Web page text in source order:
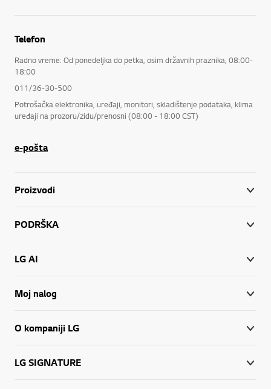
Telefon
Radno vreme: Od ponedeljka do petka, osim državnih praznika, 08:00-
18:00
011/36-30-500
Potrošačka elektronika, uređaji, monitori, skladištenje podataka, klima
uređaji na prozoru/zidu/prenosni (08:00 - 18:00 CST)
e-pošta
Proizvodi
PODRŠKA
LG AI
Moj nalog
O kompaniji LG
LG SIGNATURE